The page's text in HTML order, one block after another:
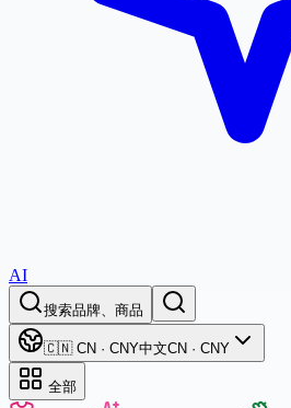
AI
搜索品牌、商品
🇨🇳 CN · CNY中文CN · CNY
全部